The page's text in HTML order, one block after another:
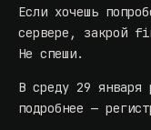
Если хочешь
сервере, закрой
Не спеши.
В среду 29 января
подробнее —